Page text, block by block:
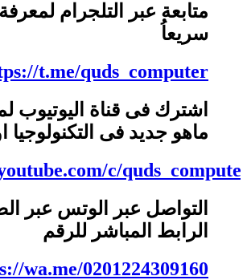
متابعة عبر التلجرام
سريعاُ
t.me/quds_computer
اشترك فى قناة اليوتيوب
ماهو جديد فى التكنولوجيا
c/
التواصل عبر الوتس عبر
الرابط المباشر للرقم
wa.me/0201224309160